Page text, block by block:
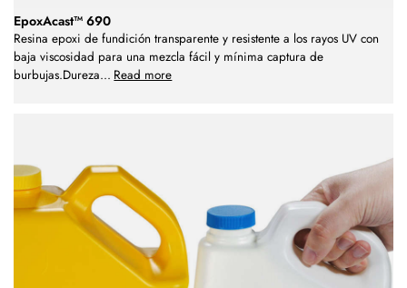
EpoxAcast™ 690
Resina epoxi de fundición transparente y resistente a los rayos UV con
baja viscosidad para una mezcla fácil y mínima captura de
burbujas.Dureza... Read more